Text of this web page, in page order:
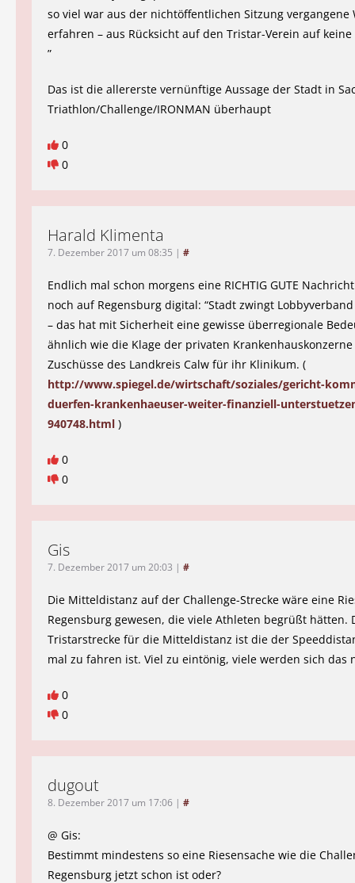
so viel war aus der nichtöffentlichen Sitzung vergangene
erfahren – aus Rücksicht auf den Tristar-Verein auf keine
”
Das ist die allererste vernünftige Aussage der Stadt in
Triathlon/Challenge/IRONMAN überhaupt
0
0
Harald Klimenta
7. Dezember 2017 um 08:35 | #
Endlich mal schon morgens eine RICHTIG GUTE
noch auf Regensburg digital: “Stadt zwingt
– das hat mit Sicherheit eine gewisse überregionale
ähnlich wie die Klage der privaten Krankenhauskonzerne
Zuschüsse des Landkreis Calw für ihr Klinikum. (
http://www.spiegel.de/wirtschaft/soziales/gericht-
duerfen-krankenhaeuser-weiter-finanziell-
940748.html )
0
0
Gis
7. Dezember 2017 um 20:03 | #
Die Mitteldistanz auf der Challenge-Strecke wäre eine
Regensburg gewesen, die viele Athleten begrüßt hätten.
Tristarstrecke für die Mitteldistanz ist die der
mal zu fahren ist. Viel zu eintönig, viele werden sich das
0
0
dugout
8. Dezember 2017 um 17:06 | #
@ Gis:
Bestimmt mindestens so eine Riesensache wie die
Regensburg jetzt schon ist oder?